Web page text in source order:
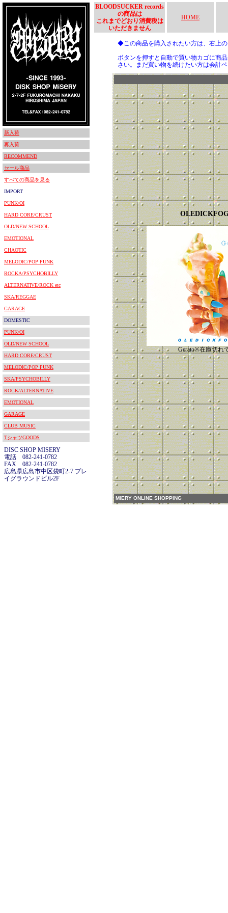
新入荷
再入荷
RECOMMEND
セール商品
すべての商品を見る
IMPORT
PUNK/OI
HARD CORE/CRUST
OLD/NEW SCHOOL
EMOTIONAL
CHAOTIC
MELODIC/POP PUNK
ROCKA/PSYCHOBILLY
ALTERNATIVE/ROCK etc
SKA/REGGAE
GARAGE
DOMESTIC
PUNK/OI
OLD/NEW SCHOOL
HARD CORE/CRUST
MELODIC/POP PUNK
SKA/PSYCHOBILLY
ROCK/ALTERNATIVE
EMOTIONAL
GARAGE
CLUB MUSIC
TシャツGOODS
DISC SHOP MISERY
電話 082-241-0782
FAX 082-241-0782
広島県広島市中区袋町2-7 プレ
イグラウンドビル2F
BLOODSUCKER records
の商品は
これまでどおり消費税は
いただきません
HOME
◆この商品を購入されたい方は、右上
ボタンを押すと自動で買い物カゴに商
さい。まだ買い物を続けたい方は会計
Gerato※在庫切れ
MIERY ONLINE SHOPPING